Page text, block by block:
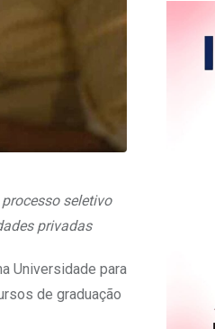
seletivo
privadas
Universidade para
de graduação